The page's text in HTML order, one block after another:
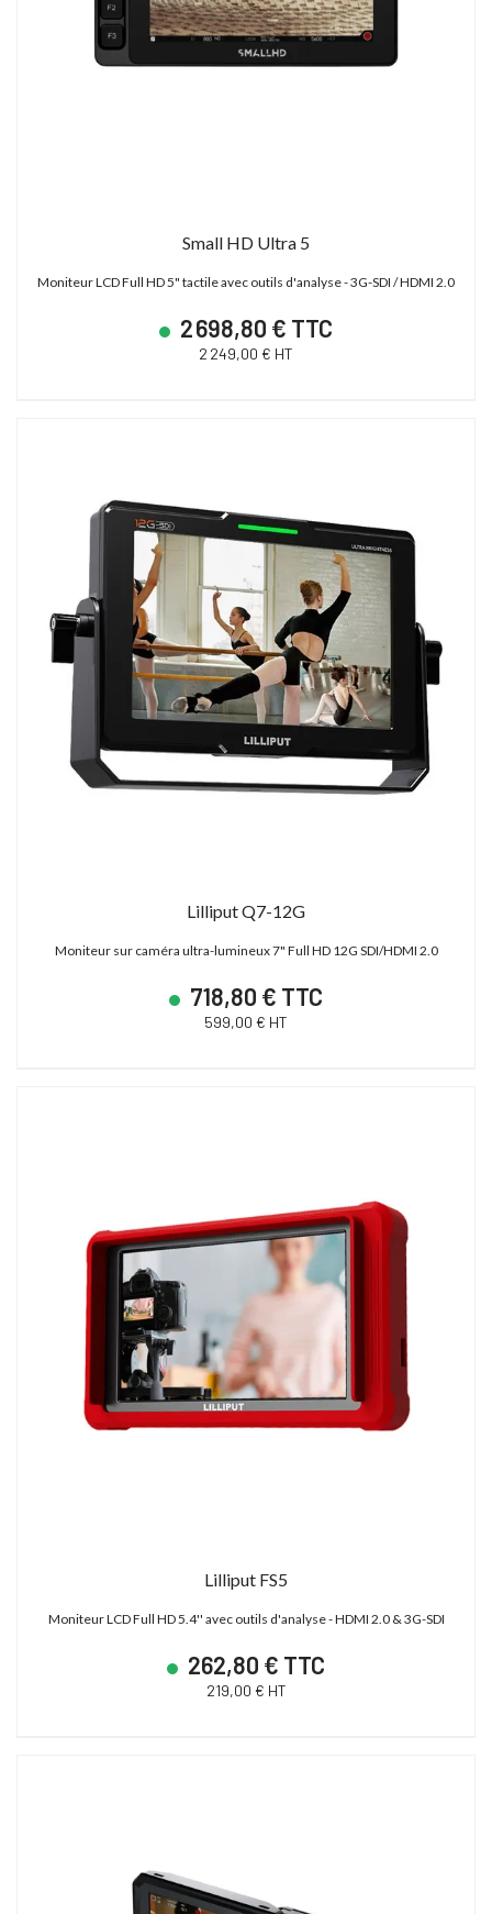
Small HD Ultra 5
Moniteur LCD Full HD 5" tactile avec outils d'analyse - 3G-SDI / HDMI 2.0
2 698,80 € TTC
2 249,00 € HT
Lilliput Q7-12G
Moniteur sur caméra ultra-lumineux 7" Full HD 12G SDI/HDMI 2.0
718,80 € TTC
599,00 € HT
Lilliput FS5
Moniteur LCD Full HD 5.4'' avec outils d'analyse - HDMI 2.0 & 3G-SDI
262,80 € TTC
219,00 € HT